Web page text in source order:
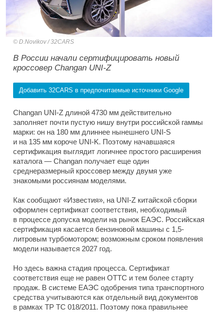
D.Novikov / 32CARS
В России начали сертифицировать новый
кроссовер Changan UNI-Z
Добавить 32CARS в предпочитаемые источники Google
Changan UNI-Z длиной 4730 мм действительно
заполняет почти пустую нишу внутри российской гаммы
марки: он на 180 мм длиннее нынешнего UNI-S
и на 135 мм короче UNI-K. Поэтому начавшаяся
сертификация выглядит логичнее простого расширения
каталога — Changan получает еще один
среднеразмерный кроссовер между двумя уже
знакомыми россиянам моделями.
Как сообщают «Известия», на UNI-Z китайской сборки
оформлен сертификат соответствия, необходимый
в процессе допуска модели на рынок ЕАЭС. Российская
сертификация касается бензиновой машины с 1,5-
литровым турбомотором; возможным сроком появления
модели называется 2027 год.
Но здесь важна стадия процесса. Сертификат
соответствия еще не равен ОТТС и тем более старту
продаж. В системе ЕАЭС одобрения типа транспортного
средства учитываются как отдельный вид документов
в рамках ТР ТС 018/2011. Поэтому пока правильнее